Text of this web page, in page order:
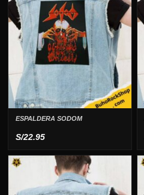
ESPALDERA SODOM
S/22.95